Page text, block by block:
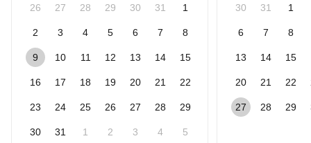
26 27 28 29 30 31 1
2 3 4 5 6 7 8
9 10 11 12 13 14 15
16 17 18 19 20 21 22
23 24 25 26 27 28 29
30 31 1 2 3 4 5
30 31 1
6 7 8
13 14 15
20 21 22
27 28 29